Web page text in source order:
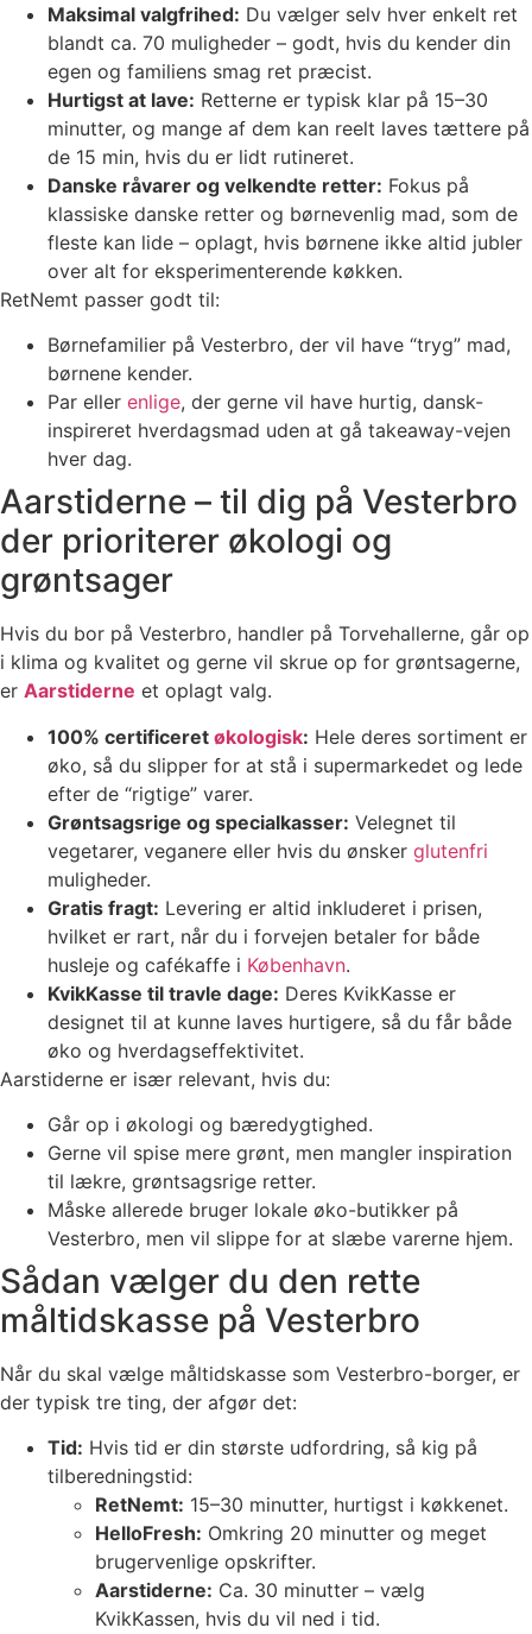
Maksimal valgfrihed: Du vælger selv hver enkelt ret
blandt ca. 70 muligheder – godt, hvis du kender din
egen og familiens smag ret præcist.
Hurtigst at lave: Retterne er typisk klar på 15–30
minutter, og mange af dem kan reelt laves tættere på
de 15 min, hvis du er lidt rutineret.
Danske råvarer og velkendte retter: Fokus på
klassiske danske retter og børnevenlig mad, som de
fleste kan lide – oplagt, hvis børnene ikke altid jubler
over alt for eksperimenterende køkken.
RetNemt passer godt til:
Børnefamilier på Vesterbro, der vil have “tryg” mad,
børnene kender.
Par eller enlige, der gerne vil have hurtig, dansk-
inspireret hverdagsmad uden at gå takeaway-vejen
hver dag.
Aarstiderne – til dig på Vesterbro
der prioriterer økologi og
grøntsager
Hvis du bor på Vesterbro, handler på Torvehallerne, går op
i klima og kvalitet og gerne vil skrue op for grøntsagerne,
er Aarstiderne et oplagt valg.
100% certificeret økologisk: Hele deres sortiment er
øko, så du slipper for at stå i supermarkedet og lede
efter de “rigtige” varer.
Grøntsagsrige og specialkasser: Velegnet til
vegetarer, veganere eller hvis du ønsker glutenfri
muligheder.
Gratis fragt: Levering er altid inkluderet i prisen,
hvilket er rart, når du i forvejen betaler for både
husleje og cafékaffe i København.
KvikKasse til travle dage: Deres KvikKasse er
designet til at kunne laves hurtigere, så du får både
øko og hverdagseffektivitet.
Aarstiderne er især relevant, hvis du:
Går op i økologi og bæredygtighed.
Gerne vil spise mere grønt, men mangler inspiration
til lækre, grøntsagsrige retter.
Måske allerede bruger lokale øko-butikker på
Vesterbro, men vil slippe for at slæbe varerne hjem.
Sådan vælger du den rette
måltidskasse på Vesterbro
Når du skal vælge måltidskasse som Vesterbro-borger, er
der typisk tre ting, der afgør det:
Tid: Hvis tid er din største udfordring, så kig på
tilberedningstid:
RetNemt: 15–30 minutter, hurtigst i køkkenet.
HelloFresh: Omkring 20 minutter og meget
brugervenlige opskrifter.
Aarstiderne: Ca. 30 minutter – vælg
KvikKassen, hvis du vil ned i tid.